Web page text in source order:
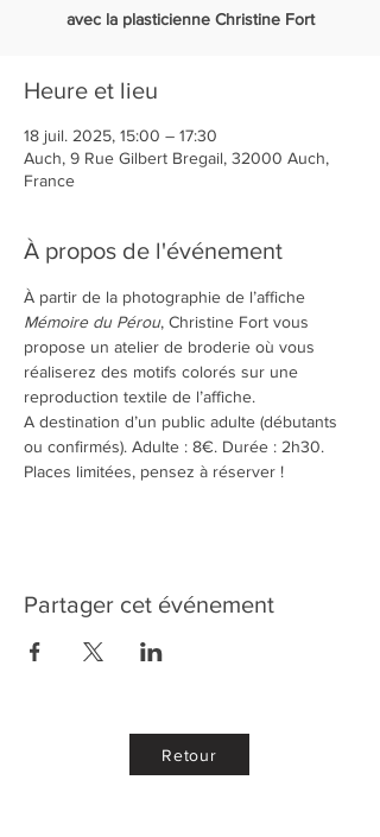
avec la plasticienne Christine Fort
Heure et lieu
18 juil. 2025, 15:00 – 17:30
Auch, 9 Rue Gilbert Bregail, 32000 Auch,
France
À propos de l'événement
À partir de la photographie de l’affiche
Mémoire du Pérou, Christine Fort vous
propose un atelier de broderie où vous
réaliserez des motifs colorés sur une
reproduction textile de l’affiche.
A destination d’un public adulte (débutants
ou confirmés). Adulte : 8€. Durée : 2h30.
Places limitées, pensez à réserver !
Partager cet événement
Retour